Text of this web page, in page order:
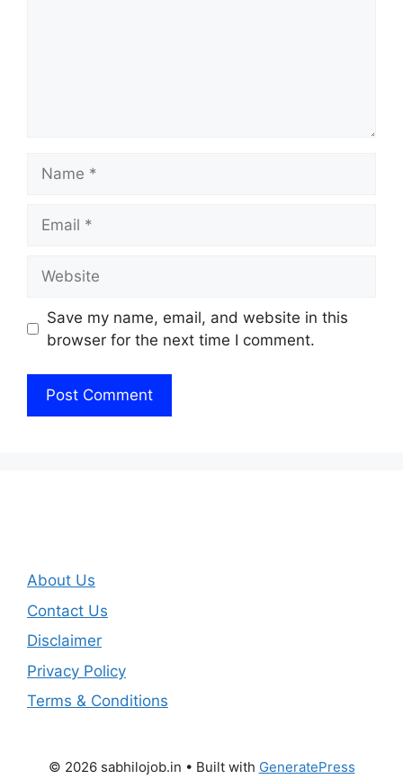
Save my name, email, and website in this
browser for the next time I comment.
About Us
Contact Us
Disclaimer
Privacy Policy
Terms & Conditions
© 2026 sabhilojob.in • Built with GeneratePress